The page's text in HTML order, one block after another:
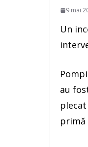
9 mai
Un
au
primă